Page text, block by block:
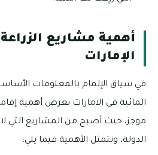
أهمية مشاريع
الإمارات
في سياق الإلمام بالمعلومات
المائية في الامارات نعرض أهمية
موجز، حيث أصبح من المشاريع التي
الدولة، وتتمثل الأهمية فيما يلي: